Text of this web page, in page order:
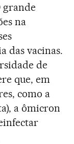
grande
na
das vacinas.
de
que, em
como a
a ômicron